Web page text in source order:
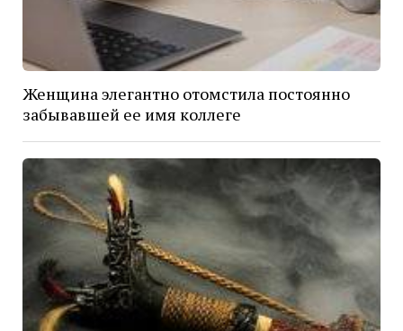
Женщина элегантно отомстила постоянно
забывавшей ее имя коллеге